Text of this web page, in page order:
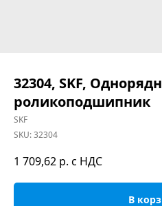
32304, SKF,
роликоподшипник
SKF
SKU:32304
1 709,62 р. с НДС
В